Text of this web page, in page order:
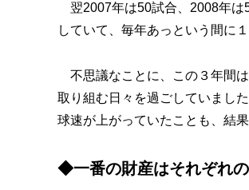
翌2007年は50試合、2008年は
していて、毎年あっという間に
不思議なことに、この３年間
取り組む日々を過ごしていまし
球速が上がっていたことも、結
◆一番の財産はそれぞれ